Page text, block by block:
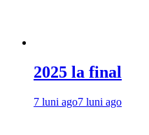
2025 la final
7 luni ago7 luni ago